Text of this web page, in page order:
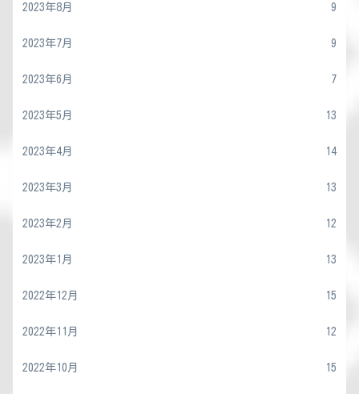
2023年8月 9
2023年7月 9
2023年6月 7
2023年5月 13
2023年4月 14
2023年3月 13
2023年2月 12
2023年1月 13
2022年12月 15
2022年11月 12
2022年10月 15